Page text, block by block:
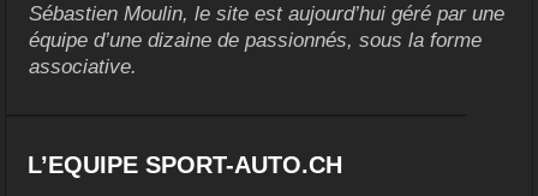
Sébastien Moulin, le site est aujourd’hui géré par une
équipe d’une dizaine de passionnés, sous la forme
associative.
L’EQUIPE SPORT-AUTO.CH